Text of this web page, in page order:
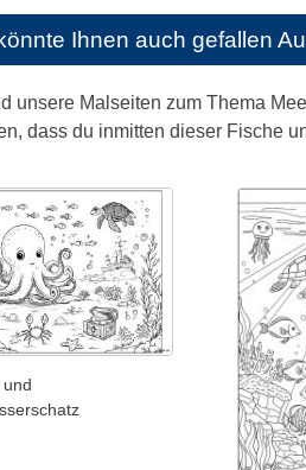
Ihnen auch gefallen
unsere Malseiten zum Thema
dass du inmitten dieser Fische